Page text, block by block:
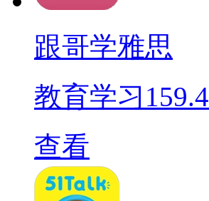
跟哥学雅思
教育学习
查看